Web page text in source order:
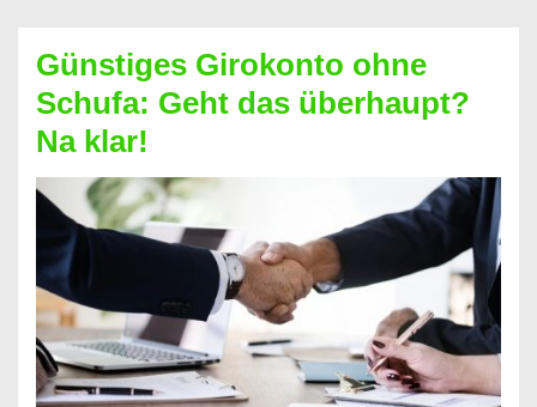
dabei
profitieren
–
So
funktioniert’s
Günstiges Girokonto ohne
Schufa: Geht das überhaupt?
Na klar!